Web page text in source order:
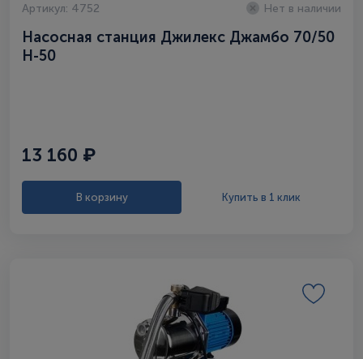
Артикул: 4752 Нет в наличии
Насосная станция Джилекс Джамбо 70/50
Н-50
13 160 ₽
В корзину Купить в 1 клик